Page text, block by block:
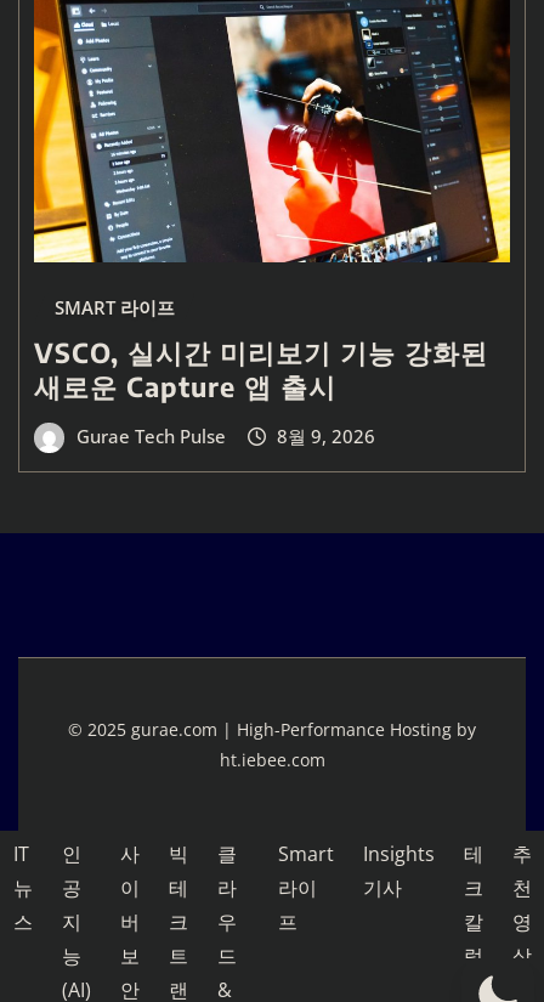
SMART 라이프
VSCO, 실시간 미리보기 기능 강화된
새로운 Capture 앱 출시
Gurae Tech Pulse 8월 9, 2026
© 2025 gurae.com | High-Performance Hosting by
ht.iebee.com
IT
뉴
스
인
공
지
능
(AI)
사
이
버
보
안
빅
테
크
트
랜
클
라
우
드
&
Smart
라이
프
Insights
기사
테
크
칼
럼
추
천
영
상